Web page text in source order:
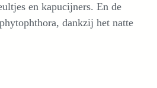
en kapucijners. En de
dankzij het natte